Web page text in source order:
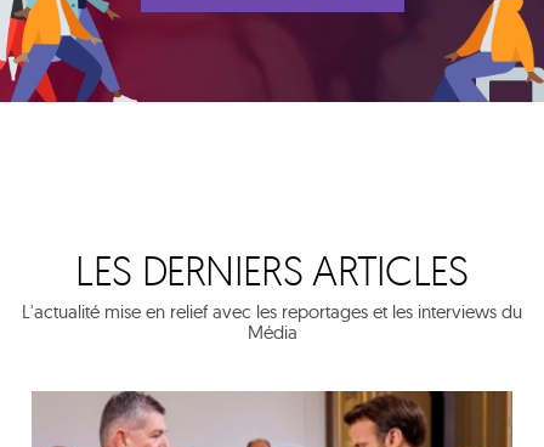
LES DERNIERS ARTICLES
L'actualité mise en relief avec les reportages et les interviews du
Média